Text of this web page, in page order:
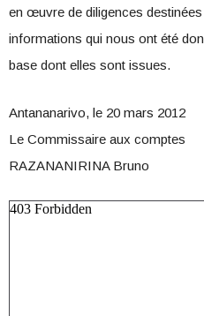
en œuvre de diligences
informations qui nous ont été
base dont elles sont issues.
Antananarivo, le 20 mars 2012
Le Commissaire aux comptes
RAZANANIRINA Bruno